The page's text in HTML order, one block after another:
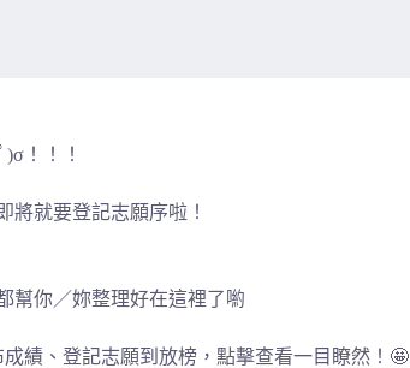
！！！
將就要登記志願序啦！
幫你／妳整理好在這裡了喲
成績、登記志願到放榜，點擊查看一目瞭然！🤩